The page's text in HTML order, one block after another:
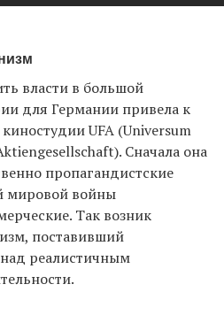
власти в большой
для Германии привела к
UFA (Universum
Сначала она
пропагандистские
мировой войны
Так возник
поставивший
реалистичным